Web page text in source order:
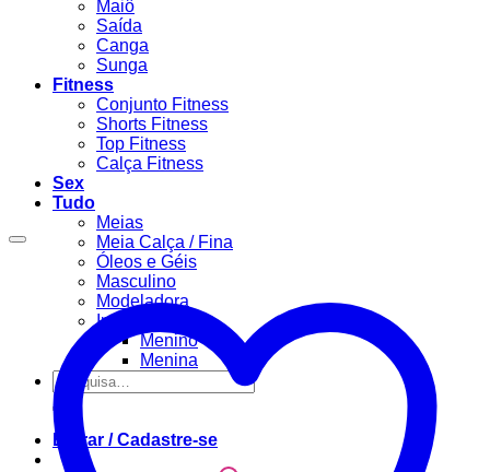
Maiô
Saída
Canga
Sunga
Fitness
Conjunto Fitness
Shorts Fitness
Top Fitness
Calça Fitness
Sex
Tudo
Meias
Meia Calça / Fina
Óleos e Géis
Masculino
Modeladora
Infantil
Menino
Menina
Pesquisar
por:
Entrar / Cadastre-se